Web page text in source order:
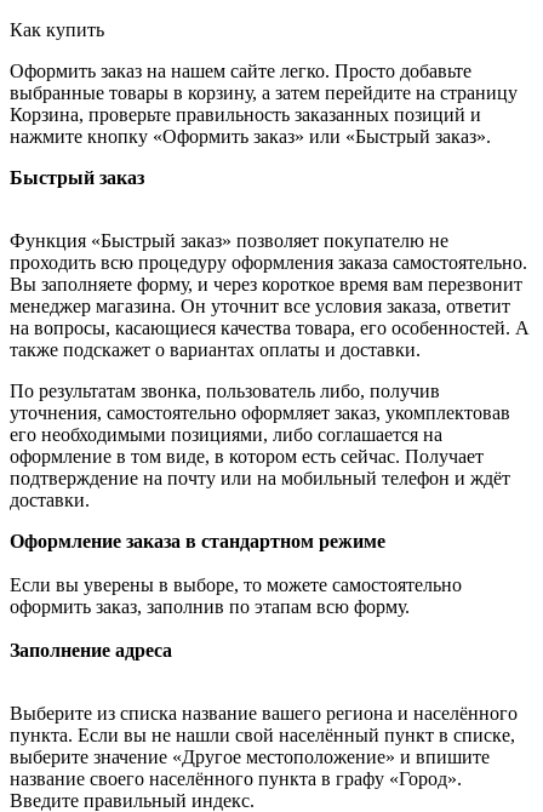
Как купить
Оформить заказ на нашем сайте легко. Просто добавьте
выбранные товары в корзину, а затем перейдите на страницу
Корзина, проверьте правильность заказанных позиций и
нажмите кнопку «Оформить заказ» или «Быстрый заказ».
Быстрый заказ
Функция «Быстрый заказ» позволяет покупателю не
проходить всю процедуру оформления заказа самостоятельно.
Вы заполняете форму, и через короткое время вам перезвонит
менеджер магазина. Он уточнит все условия заказа, ответит
на вопросы, касающиеся качества товара, его особенностей. А
также подскажет о вариантах оплаты и доставки.
По результатам звонка, пользователь либо, получив
уточнения, самостоятельно оформляет заказ, укомплектовав
его необходимыми позициями, либо соглашается на
оформление в том виде, в котором есть сейчас. Получает
подтверждение на почту или на мобильный телефон и ждёт
доставки.
Оформление заказа в стандартном режиме
Если вы уверены в выборе, то можете самостоятельно
оформить заказ, заполнив по этапам всю форму.
Заполнение адреса
Выберите из списка название вашего региона и населённого
пункта. Если вы не нашли свой населённый пункт в списке,
выберите значение «Другое местоположение» и впишите
название своего населённого пункта в графу «Город».
Введите правильный индекс.